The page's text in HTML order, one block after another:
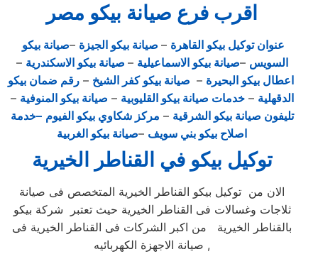
اقرب فرع صيانة بيكو مصر
عنوان توكيل بيكو القاهرة – صيانة بيكو الجيزة –صيانة بيكو
السويس –صيانة بيكو الاسماعيلية – صيانة بيكو الاسكندرية –
اعطال بيكو البحيرة – صيانة بيكو كفر الشيخ –رقم ضمان بيكو
الدقهلية –خدمات صيانة بيكو القليوبية – صيانة بيكو المنوفية –
تليفون صيانة بيكو الشرقية – مركز شكاوي بيكو الفيوم –خدمة
اصلاح بيكو بني سويف –صيانة بيكو الغربية
توكيل بيكو في القناطر الخيرية
الان من توكيل بيكو القناطر الخيرية المتخصص فى صيانة
ثلاجات وغسالات فى القناطر الخيرية حيث تعتبر شركة بيكو
بالقناطر الخيرية من اكبر الشركات فى القناطر الخيرية فى
صيانة الاجهزة الكهربائيه ,